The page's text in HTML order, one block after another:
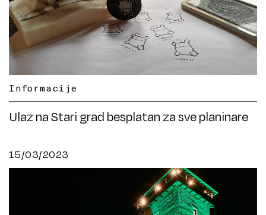
Informacije
Ulaz na Stari grad besplatan za sve planinare
15/03/2023